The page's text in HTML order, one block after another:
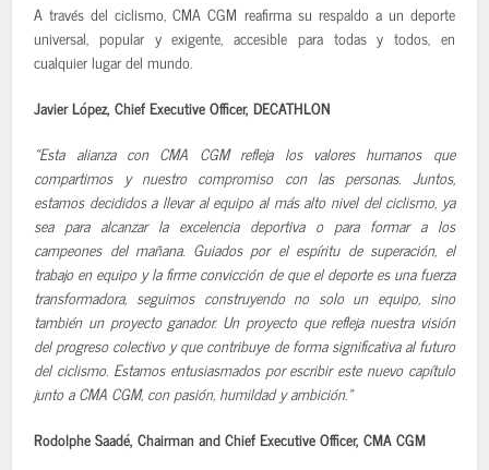
A través del ciclismo, CMA CGM reafirma su respaldo a un deporte
universal, popular y exigente, accesible para todas y todos, en
cualquier lugar del mundo.
Javier López, Chief Executive Officer, DECATHLON
«Esta alianza con CMA CGM refleja los valores humanos que
compartimos y nuestro compromiso con las personas. Juntos,
estamos decididos a llevar al equipo al más alto nivel del ciclismo, ya
sea para alcanzar la excelencia deportiva o para formar a los
campeones del mañana. Guiados por el espíritu de superación, el
trabajo en equipo y la firme convicción de que el deporte es una fuerza
transformadora, seguimos construyendo no solo un equipo, sino
también un proyecto ganador. Un proyecto que refleja nuestra visión
del progreso colectivo y que contribuye de forma significativa al futuro
del ciclismo. Estamos entusiasmados por escribir este nuevo capítulo
junto a CMA CGM, con pasión, humildad y ambición.»
Rodolphe Saadé, Chairman and Chief Executive Officer, CMA CGM